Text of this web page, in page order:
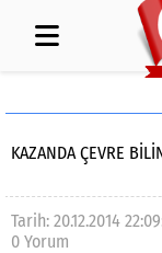
KAZANDA ÇEVRE
Tarih: 20.12.2014
0 Yorum